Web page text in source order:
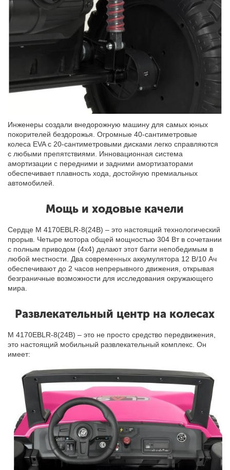
Инженеры создали внедорожную машину для самых юных
покорителей бездорожья. Огромные 40-сантиметровые
колеса EVA с 20-сантиметровыми дисками легко справляются
с любыми препятствиями. Инновационная система
амортизации с передними и задними амортизаторами
обеспечивает плавность хода, достойную премиальных
автомобилей.
Мощь и ходовые качели
Сердце М 4170EBLR-8(24В) – это настоящий технологический
прорыв. Четыре мотора общей мощностью 304 Вт в сочетании
с полным приводом (4x4) делают этот багги непобедимым в
любой местности. Два современных аккумулятора 12 В/10 Ач
обеспечивают до 2 часов непрерывного движения, открывая
безграничные возможности для исследования окружающего
мира.
Развлекательный центр на колесах
М 4170EBLR-8(24В) – это не просто средство передвижения,
это настоящий мобильный развлекательный комплекс. Он
имеет: